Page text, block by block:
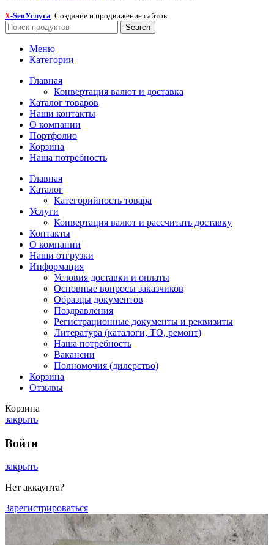
X-SeoУслуга . Создание и продвижение сайтов.
Search
Меню
Категории
Главная
Конвертация валют и доставка
Каталог товаров
Наши контакты
О компании
Портфолио
Корзина
Наша потребность
Главная
Каталог
Категорийность товара
Услуги
Конвертация валют и рассчитать доставку
Контакты
О компании
Наши отгрузки
Информация
Условия доставки и оплаты
Основные вопросы заказчиков
Образцы документов
Поздравления
Регистрационные документы и реквизиты
Литература (каталоги, ТО, ремонт)
Наша потребность
Вакансии
Полномочия (дилерство)
Корзина
Отзывы
Корзина
закрыть
Войти
закрыть
Нет аккаунта?
Зарегистрироваться